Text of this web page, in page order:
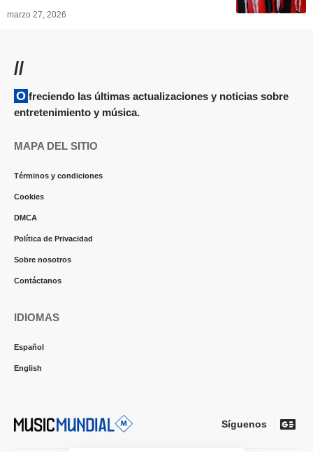
marzo 27, 2026
//
Ofreciendo las últimas actualizaciones y noticias sobre
entretenimiento y música.
MAPA DEL SITIO
Términos y condiciones
Cookies
DMCA
Política de Privacidad
Sobre nosotros
Contáctanos
IDIOMAS
Español
English
Síguenos